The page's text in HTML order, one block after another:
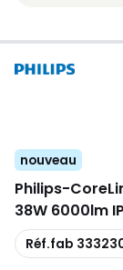
nouveau
Philips-
38W 6000lm
Copie
Réf.fab